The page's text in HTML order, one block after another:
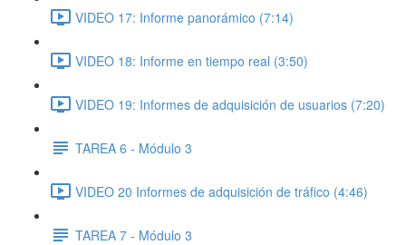
VIDEO 17: Informe panorámico (7:14)
VIDEO 18: Informe en tiempo real (3:50)
VIDEO 19: Informes de adquisición de usuarios (7:20)
TAREA 6 - Módulo 3
VIDEO 20 Informes de adquisición de tráfico (4:46)
TAREA 7 - Módulo 3